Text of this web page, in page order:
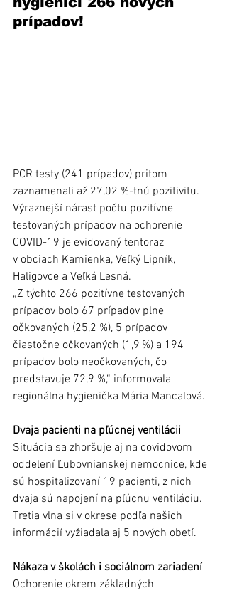
prípadov!
PCR testy (241 prípadov) pritom
zaznamenali až 27,02 %-tnú pozitivitu.
Výraznejší nárast počtu pozitívne
testovaných prípadov na ochorenie
COVID-19 je evidovaný tentoraz
v obciach Kamienka, Veľký Lipník,
Haligovce a Veľká Lesná.
„Z týchto 266 pozitívne testovaných
prípadov bolo 67 prípadov plne
očkovaných (25,2 %), 5 prípadov
čiastočne očkovaných (1,9 %) a 194
prípadov bolo neočkovaných, čo
predstavuje 72,9 %,“ informovala
regionálna hygienička Mária Mancalová.
Dvaja pacienti na pľúcnej ventilácii
Situácia sa zhoršuje aj na covidovom
oddelení Ľubovnianskej nemocnice, kde
sú hospitalizovaní 19 pacienti, z nich
dvaja sú napojení na pľúcnu ventiláciu.
Tretia vlna si v okrese podľa našich
informácií vyžiadala aj 5 nových obetí.
Nákaza v školách i sociálnom zariadení
Ochorenie okrem základných